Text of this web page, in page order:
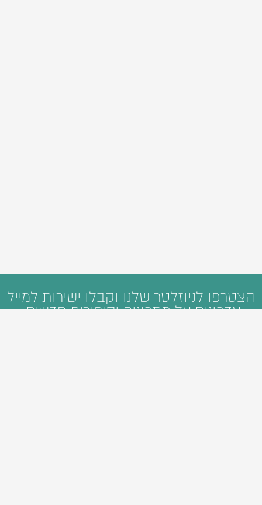
הצטרפו לניוזלטר שלנו וקבלו ישירות למייל
עדכונים על מתכונים וסיפורים חדשים: